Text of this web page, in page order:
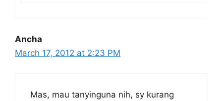
Ancha
March 17, 2012 at 2:23 PM
Mas, mau tanyinguna nih, sy kurang